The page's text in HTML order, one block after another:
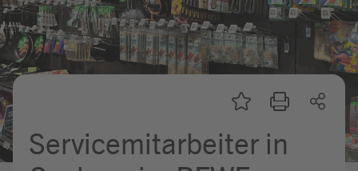
Ausbildung & Studium
Praktikum & Werkstudium
Mein Kandidat:innenprofil
Servicemitarbeiter in